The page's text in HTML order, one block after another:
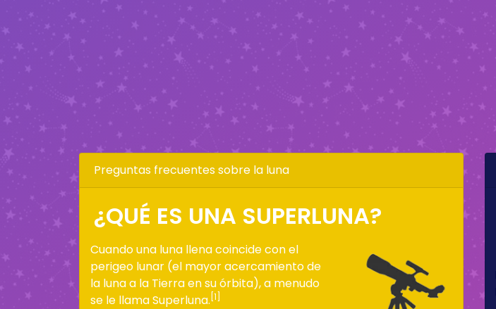
Preguntas frecuentes sobre la luna
¿QUÉ ES UNA SUPERLUNA?
Cuando una luna llena coincide con el
perigeo lunar (el mayor acercamiento de
la luna a la Tierra en su órbita), a menudo
se le llama Superluna. [1]